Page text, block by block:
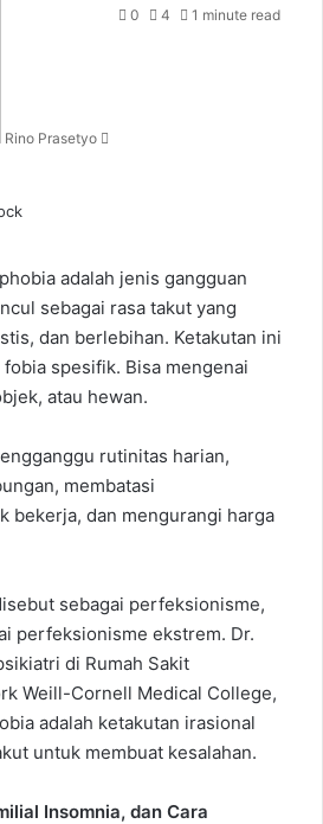
Rino Prasetyo
an 0
4 1 minute read
adalah jenis gangguan
sebagai rasa takut yang
dan berlebihan. Ketakutan ini
spesifik. Bisa mengenai
atau hewan.
rutinitas harian,
membatasi
bekerja, dan mengurangi harga
sebagai perfeksionisme,
perfeksionisme ekstrem. Dr.
di Rumah Sakit
Weill-Cornell Medical College,
adalah ketakutan irasional
untuk membuat kesalahan.
Insomnia, dan Cara